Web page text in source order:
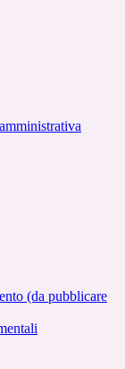
(da pubblicare